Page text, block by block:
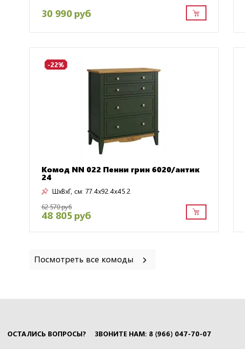
30 990 руб
-22%
Комод NN 022 Пенни грин 6020/антик
24
ШxВxГ, см: 77.4x92.4x45.2
62 570 руб
48 805 руб
Посмотреть все комоды
ОСТАЛИСЬ ВОПРОСЫ? ЗВОНИТЕ НАМ: 8 (966) 047-70-07